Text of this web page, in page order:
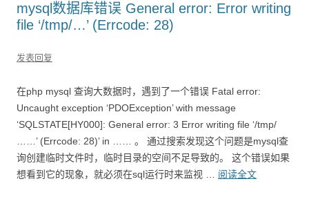
mysql数据库错误 General error: Error writing
file ‘/tmp/…’ (Errcode: 28)
发表回复
在php mysql 查询大数据时，遇到了一个错误 Fatal error:
Uncaught exception ‘PDOException’ with message
‘SQLSTATE[HY000]: General error: 3 Error writing file ‘/tmp/
……’ (Errcode: 28)’ in …… 。 通过搜索发现这个问题是mysql查
询创建临时文件时，临时目录的空间不足导致的。 这个错误如果
想看到它的现象，就必须在sql运行时来监视 … 阅读全文